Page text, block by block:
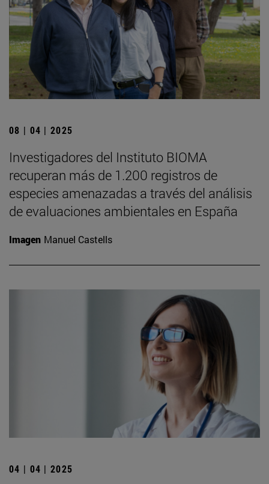
08 | 04 | 2025
Investigadores del Instituto BIOMA
recuperan más de 1.200 registros de
especies amenazadas a través del análisis
de evaluaciones ambientales en España
Imagen Manuel Castells
04 | 04 | 2025